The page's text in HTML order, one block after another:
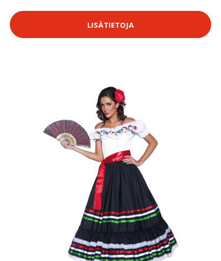
LISÄTIETOJA